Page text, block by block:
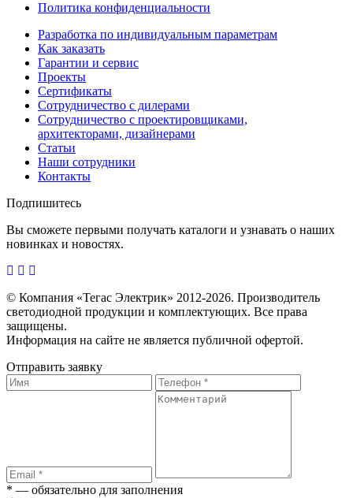
Политика конфиденциальности
Разработка по индивидуальным параметрам
Как заказать
Гарантии и сервис
Проекты
Сертификаты
Сотрудничество с дилерами
Сотрудничество с проектировщиками,
архитекторами, дизайнерами
Статьи
Наши сотрудники
Контакты
Подпишитесь
Вы сможете первыми получать каталоги и узнавать о наших
новинках и новостях.
© Компания «Тегас Электрик» 2012-2026. Производитель
светодиодной продукции и комплектующих. Все права
защищены.
Информация на сайте не является публичной офертой.
Отправить заявку
* — обязательно для заполнения